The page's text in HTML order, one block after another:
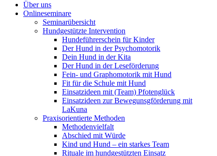
Über uns
Onlineseminare
Seminarübersicht
Hundgestützte Intervention
Hundeführerschein für Kinder
Der Hund in der Psychomotorik
Dein Hund in der Kita
Der Hund in der Leseförderung
Fein- und Graphomotorik mit Hund
Fit für die Schule mit Hund
Einsatzideen mit (Team) Pfotenglück
Einsatzideen zur Bewegunsgförderung mit
LaKuna
Praxisorientierte Methoden
Methodenvielfalt
Abschied mit Würde
Kind und Hund – ein starkes Team
Rituale im hundgestützten Einsatz